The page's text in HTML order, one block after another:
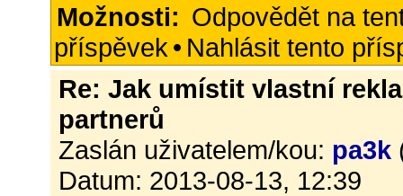
Možnosti: Odpovědět na
příspěvek • Nahlásit tento
Re: Jak umístit vlastní
partnerů
Zaslán uživatelem/kou: pa3k
Datum: 2013-08-13, 12:39